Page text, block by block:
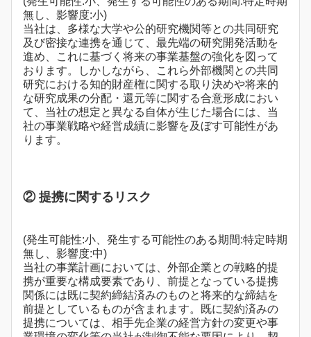
無し、影響度:小)
当社は、多様な大学や公的研究機関等との共同研究
及び密接な連携を通じて、最先端の研究開発活動を
進め、これに基づく将来の事業基盤の強化を図って
おります。しかしながら、これら外部機関との共同
研究における知的財産権に関する取り決めや将来的
な研究成果の分配・還元等に関する合意形成におい
て、当社の想定と異なる自体が生じた場合には、当
社の事業戦略や経営成績に影響を及ぼす可能性があ
ります。
② 提携に関するリスク
(発生可能性:小、発生する可能性のある期間:特定時期
無し、影響度:中)
当社の事業計画においては、外部企業との戦略的提
携が重要な構成要素であり、前提となっている提携
関係には既に契約締結済みのものと将来的な締結を
前提としているものが含まれます。既に契約済みの
提携については、相手先企業の経営方針の変更や事